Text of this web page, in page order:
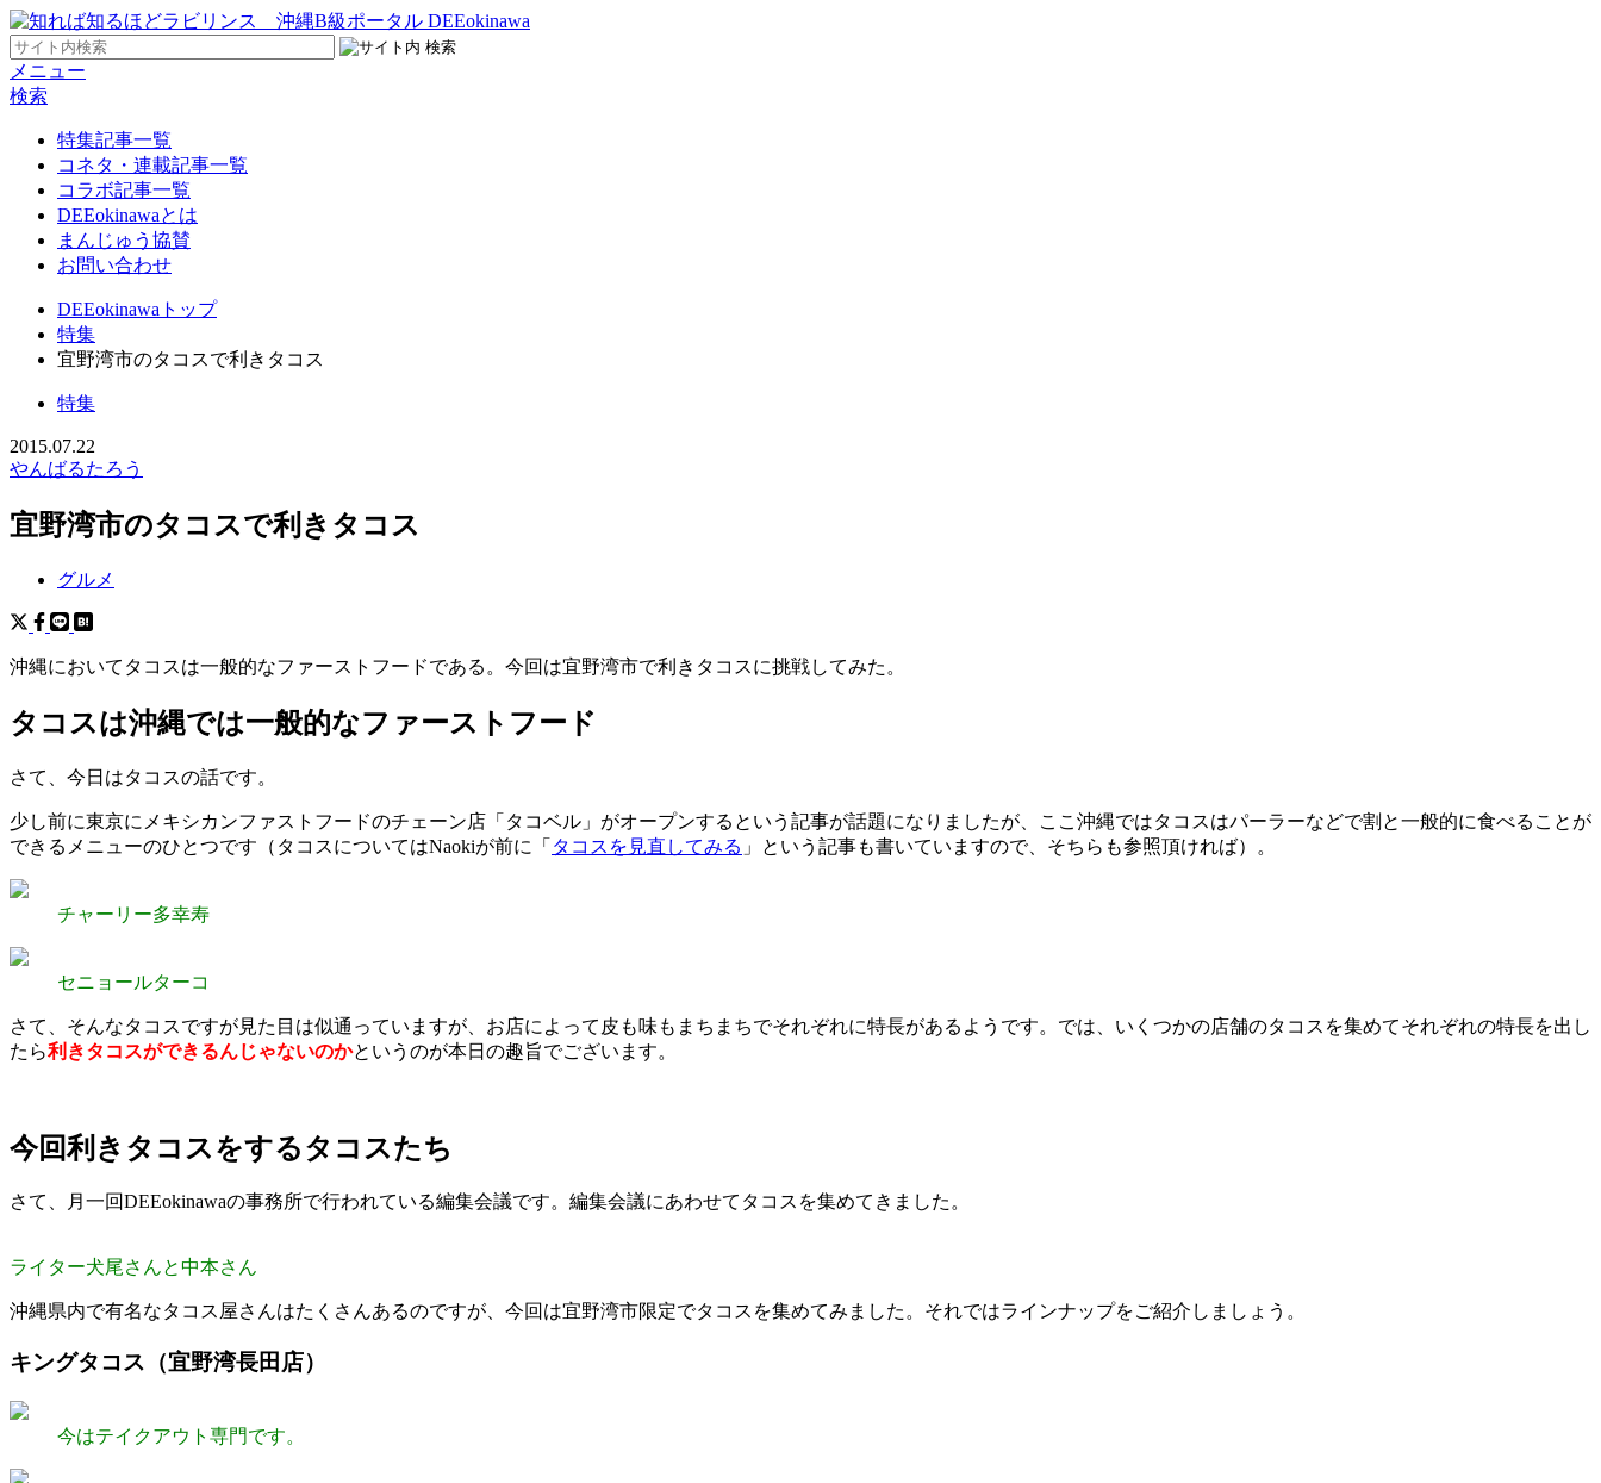
メニュー
検索
特集記事一覧
コネタ・連載記事一覧
コラボ記事一覧
DEEokinawaとは
まんじゅう協賛
お問い合わせ
DEEokinawaトップ
特集
宜野湾市のタコスで利きタコス
特集
2015.07.22
やんばるたろう
宜野湾市のタコスで利きタコス
グルメ
沖縄においてタコスは一般的なファーストフードである。今回は宜野湾市で利きタコスに挑戦してみた。
タコスは沖縄では一般的なファーストフード
さて、今日はタコスの話です。
少し前に東京にメキシカンファストフードのチェーン店「タコベル」がオープンするという記事が話題になりましたが、ここ沖縄ではタコスはパーラーなどで割と一般的に食べることが
できるメニューのひとつです（タコスについてはNaokiが前に「 タコスを見直してみる 」という記事も書いていますので、そちらも参照頂ければ）。
チャーリー多幸寿
セニョールターコ
さて、そんなタコスですが見た目は似通っていますが、お店によって皮も味もまちまちでそれぞれに特長があるようです。では、いくつかの店舗のタコスを集めてそれぞれの特長を出し
たら利きタコスができるんじゃないのかというのが本日の趣旨でございます。
今回利きタコスをするタコスたち
さて、月一回DEEokinawaの事務所で行われている編集会議です。編集会議にあわせてタコスを集めてきました。
ライター犬尾さんと中本さん
沖縄県内で有名なタコス屋さんはたくさんあるのですが、今回は宜野湾市限定でタコスを集めてみました。それではラインナップをご紹介しましょう。
キングタコス（宜野湾長田店）
今はテイクアウト専門です。